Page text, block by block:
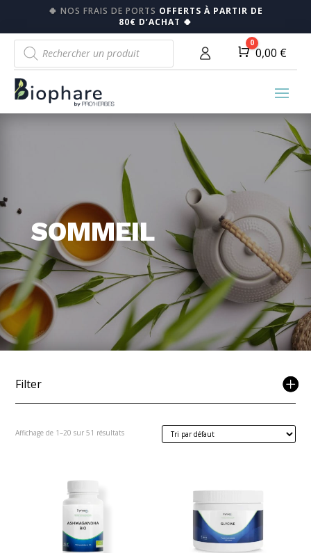
🍀 NOS FRAIS DE PORTS OFFERTS À PARTIR DE
80€ D’ACHAT 🍀
Recherche
de
produits
Panier
0
0,00 €
SOMMEIL
Filter
Affichage de 1–20 sur 51 résultats